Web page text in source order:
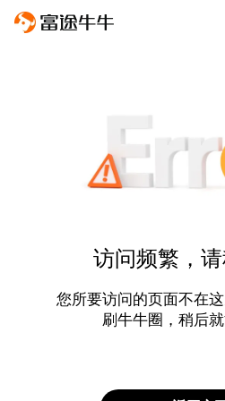
访问频繁，
您所要访问的页面不在
刷牛牛圈，稍后